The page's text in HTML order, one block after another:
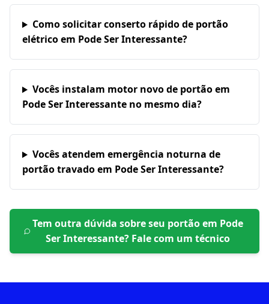
Como solicitar conserto rápido de portão
elétrico em Pode Ser Interessante?
Vocês instalam motor novo de portão em
Pode Ser Interessante no mesmo dia?
Vocês atendem emergência noturna de
portão travado em Pode Ser Interessante?
Tem outra dúvida sobre seu portão em Pode
Ser Interessante? Fale com um técnico